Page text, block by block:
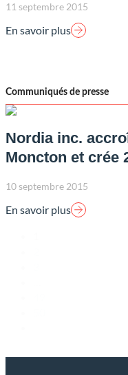
11 septembre 2015
En savoir plus
Communiqués de presse
Nordia inc.
Moncton et crée
10 septembre 2015
En savoir plus